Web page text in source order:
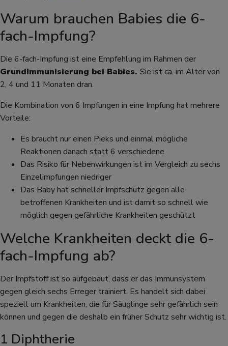
Warum brauchen Babies die 6-
fach-Impfung?
Die 6-fach-Impfung ist eine Empfehlung im Rahmen der
Grundimmunisierung bei Babies. Sie ist ca. im Alter von
2, 4 und 11 Monaten dran.
Die Kombination von 6 Impfungen in eine Impfung hat mehrere
Vorteile:
Es braucht nur einen Pieks und einmal mögliche
Reaktionen danach statt 6 verschiedene
Das Risiko für Nebenwirkungen ist im Vergleich zu sechs
Einzelimpfungen niedriger
Das Baby hat schneller Impfschutz gegen alle
betroffenen Krankheiten und ist damit so schnell wie
möglich gegen gefährliche Krankheiten geschützt
Welche Krankheiten deckt die 6-
fach-Impfung ab?
Der Impfstoff ist so aufgebaut, dass er das Immunsystem
gegen gleich sechs Erreger trainiert. Es handelt sich dabei
speziell um Krankheiten, die für Säuglinge sehr gefährlich sein
können und gegen die deshalb ein früher Schutz sehr wichtig ist.
1 Diphtherie